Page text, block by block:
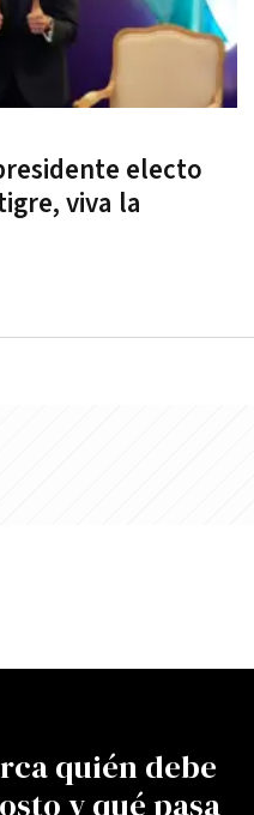
electo
viva la
quién debe
y qué pasa